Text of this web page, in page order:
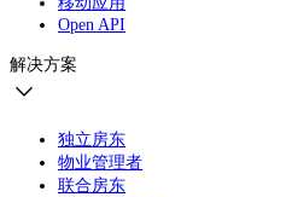
Open API
解决方案
独立房东
物业管理者
联合房东